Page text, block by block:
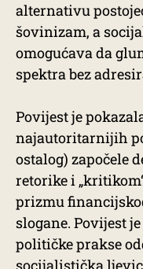
alternativu
šovinizam, a
omogućava da
spektra bez
Povijest je
najautoritarnijih
ostalog) započele
retorike i
prizmu
slogane. Povijest
političke prakse
socijalistička